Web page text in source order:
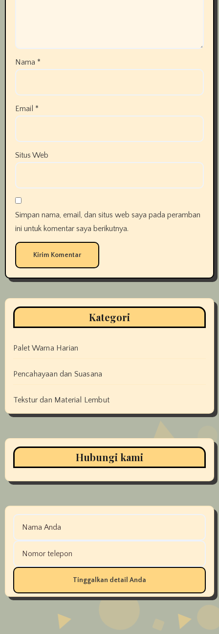
Nama *
Email *
Situs Web
Simpan nama, email, dan situs web saya pada peramban
ini untuk komentar saya berikutnya.
Kategori
Palet Warna Harian
Pencahayaan dan Suasana
Tekstur dan Material Lembut
Hubungi kami